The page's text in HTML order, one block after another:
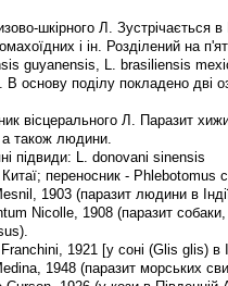
шкірного Л. Зустрічається в
і ін. Розділений на
guyanensis, L. brasiliensis
основу поділу покладено дві
вісцерального Л. Паразит
а також людини.
підвиди: L. donovani sinensis
переносник - Phlebotomus
1903 (паразит людини в
Nicolle, 1908 (паразит
1921 [у соні (Glis glis) в
1948 (паразит морських